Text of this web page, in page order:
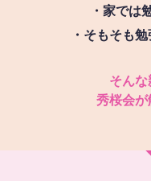
・家では
・そもそも
そん
秀桜会が